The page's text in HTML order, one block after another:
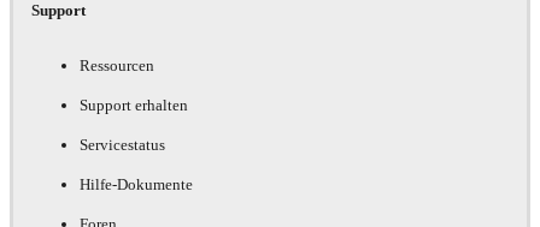
Support
Ressourcen
Support erhalten
Servicestatus
Hilfe-Dokumente